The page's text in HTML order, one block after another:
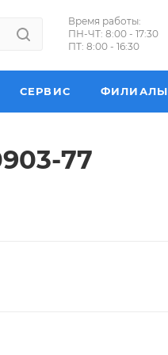
Время работы:
ПН-ЧТ: 8:00 - 17:30
ПТ: 8:00 - 16:30
СЕРВИС ФИЛИАЛЫ
77